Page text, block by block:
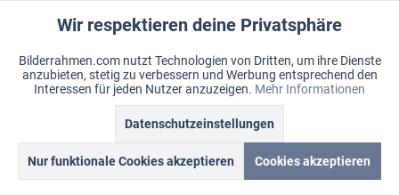
Warenkorb
Merkzettel Mein Konto
Menü
Fancy
Funktionale Aktiv
Marketing Inaktiv
Inaktiv
Wir respektieren deine Privatsphäre
Bilderrahmen.com nutzt Technologien von Dritten, um ihre Dienste
anzubieten, stetig zu verbessern und Werbung entsprechend den
Interessen für jeden Nutzer anzuzeigen. Mehr Informationen
Datenschutzeinstellungen
Nur funktionale Cookies akzeptieren Cookies akzeptieren